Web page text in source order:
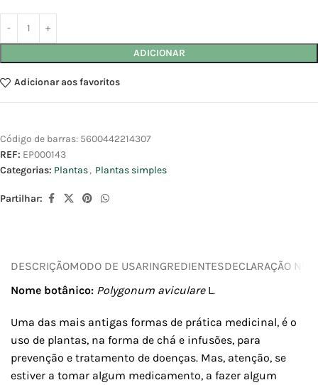
ADICIONAR
Adicionar aos favoritos
Código de barras: 5600442214307
REF: EP000143
Categorias: Plantas, Plantas simples
Partilhar:
DESCRIÇÃOMODO DE USARINGREDIENTESDECLARAÇÃO
Nome botânico: Polygonum aviculare L.
Uma das mais antigas formas de prática medicinal, é o
uso de plantas, na forma de chá e infusões, para
prevenção e tratamento de doenças. Mas, atenção, se
estiver a tomar algum medicamento, a fazer algum